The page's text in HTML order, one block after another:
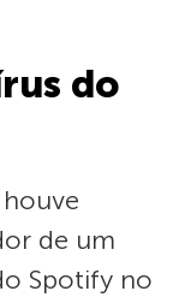
do
de um
Spotify no